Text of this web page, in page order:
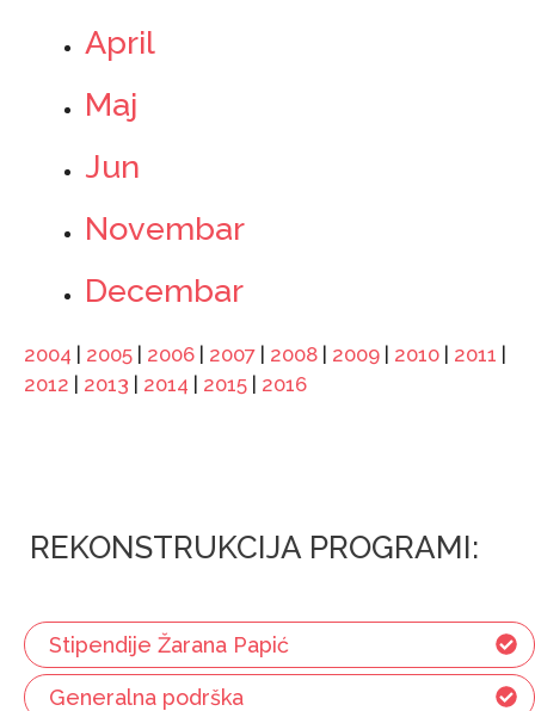
April
Maj
Jun
Novembar
Decembar
2004 2005 2006 2007 2008 2009 2010 2011
2012
2013 2014 2015 2016
REKONSTRUKCIJA PROGRAMI:
Stipendije Žarana Papić
Generalna podrška